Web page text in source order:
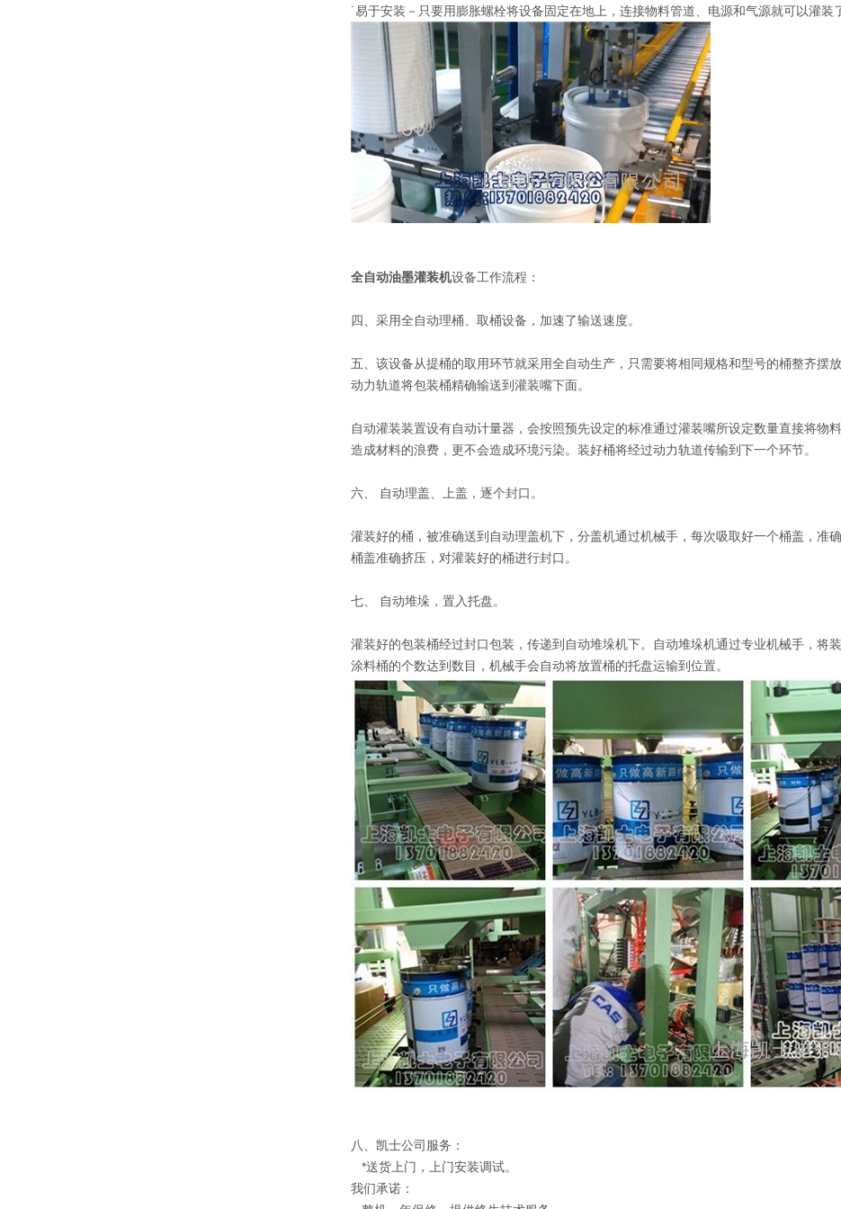
˙易于安装－只要用膨胀螺栓将设备固定在地上，连接物料管道、电源和气源就可以灌装
全自动油墨灌装机设备工作流程：
四、采用全自动理桶、取桶设备，加速了输送速度。
五、该设备从提桶的取用环节就采用全自动生产，只需要将相同规格和型号的桶整齐摆
动力轨道将包装桶精确输送到灌装嘴下面。
自动灌装装置设有自动计量器，会按照预先设定的标准通过灌装嘴所设定数量直接将物
造成材料的浪费，更不会造成环境污染。装好桶将经过动力轨道传输到下一个环节。
六、 自动理盖、上盖，逐个封口。
灌装好的桶，被准确送到自动理盖机下，分盖机通过机械手，每次吸取好一个桶盖，准
桶盖准确挤压，对灌装好的桶进行封口。
七、 自动堆垛，置入托盘。
灌装好的包装桶经过封口包装，传递到自动堆垛机下。自动堆垛机通过专业机械手，将
涂料桶的个数达到数目，机械手会自动将放置桶的托盘运输到位置。
八、凯士公司服务：
*送货上门，上门安装调试。
我们承诺：